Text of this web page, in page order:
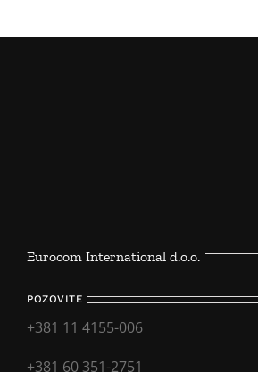
Eurocom International d.o.o.
POZOVITE
+381 11 4155-006
+381 60 351-2751